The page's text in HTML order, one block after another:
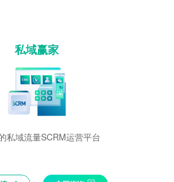
私域赢家
私域流量SCRM运营平台